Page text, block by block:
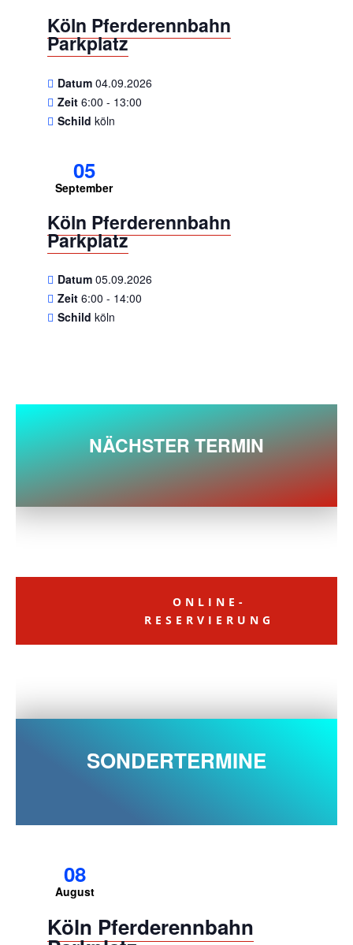
Köln Pferderennbahn
Parkplatz
Datum 04.09.2026
Zeit 6:00 - 13:00
Schild köln
05
September
Köln Pferderennbahn
Parkplatz
Datum 05.09.2026
Zeit 6:00 - 14:00
Schild köln
NÄCHSTER TERMIN
ONLINE-
RESERVIERUNG
SONDERTERMINE
08
August
Köln Pferderennbahn